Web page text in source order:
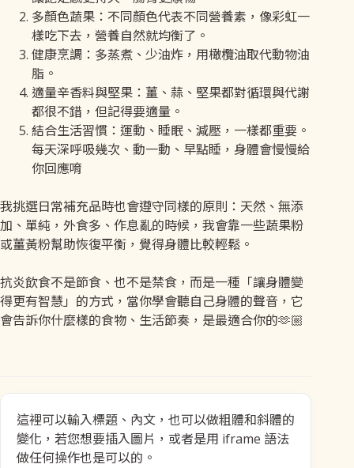
多顏色蔬果：不同顏色代表不同營養素，像彩虹一
樣吃下去，營養自然就均衡了。
健康烹調：多蒸煮、少油炸，用橄欖油取代動物油
脂。
適量辛香料與堅果：薑、蒜、堅果都對循環與代謝
都很不錯，但記得要適量。
結合生活習慣：運動、睡眠、減壓，一樣都重要。
每天深呼吸幾次、動一動、早點睡，身體會慢慢給
你回應唷
我挑選日常補充品時也會遵守同樣的原則：天然、無添
加、單純，外食多、作息亂的時候，我會靠一些蔬果粉
或薑黃粉幫助恢復平衡，覺得身體比較輕鬆。
抗炎飲食不是節食、也不是禁食，而是一種「讓身體變
得更有智慧」的方式，當你學會聽自己身體的聲音，它
會告訴你什麼樣的食物、生活節奏，是最適合你的🫶🏼
這裡可以輸入標題、內文，也可以做粗體和斜體的
變化，若您想要插入圖片，或者是用 iframe 語法
做任何操作也是可以的。